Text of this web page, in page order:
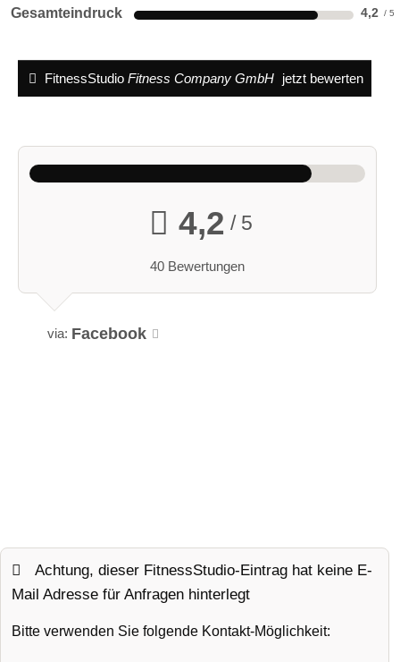
Gesamteindruck 4,2
FitnessStudio Fitness Company GmbH jetzt bewerten
4,2 / 5
40 Bewertungen
via: Facebook
Achtung, dieser FitnessStudio-Eintrag hat keine E-
Mail Adresse für Anfragen hinterlegt
Bitte verwenden Sie folgende Kontakt-Möglichkeit: